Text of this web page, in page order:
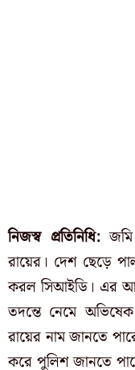
নিজস্ব প্রতিনিধি:জমি
রায়ের। দেশ ছেড়ে
করল সিআইডি। এর
তদন্তে নেমে
রায়ের নাম জানতে
করে পুলিশ জানতে